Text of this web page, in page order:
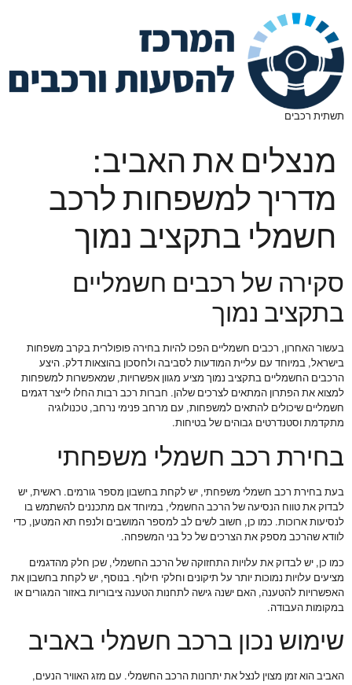
תשתית רכבים
מנצלים את האביב:
מדריך למשפחות לרכב
חשמלי בתקציב נמוך
סקירה של רכבים חשמליים
בתקציב נמוך
בעשור האחרון, רכבים חשמליים הפכו להיות בחירה פופולרית בקרב משפחות
בישראל, במיוחד עם עליית המודעות לסביבה ולחסכון בהוצאות דלק. היצע
הרכבים החשמליים בתקציב נמוך מציע מגוון אפשרויות, שמאפשרות למשפחות
למצוא את הפתרון המתאים לצרכים שלהן. חברות רכב רבות החלו לייצר דגמים
חשמליים שיכולים להתאים למשפחות, עם מרחב פנימי נרחב, טכנולוגיה
מתקדמת וסטנדרטים גבוהים של בטיחות.
בחירת רכב חשמלי משפחתי
בעת בחירת רכב חשמלי משפחתי, יש לקחת בחשבון מספר גורמים. ראשית, יש
לבדוק את טווח הנסיעה של הרכב החשמלי, במיוחד אם מתכננים להשתמש בו
לנסיעות ארוכות. כמו כן, חשוב לשים לב למספר המושבים ולנפח תא המטען, כדי
לוודא שהרכב מספק את הצרכים של כל בני המשפחה.
כמו כן, יש לבדוק את עלויות התחזוקה של הרכב החשמלי, שכן חלק מהדגמים
מציעים עלויות נמוכות יותר על תיקונים וחלקי חילוף. בנוסף, יש לקחת בחשבון את
האפשרויות להטענה, האם ישנה גישה לתחנות הטענה ציבוריות באזור המגורים או
במקומות העבודה.
שימוש נכון ברכב חשמלי באביב
האביב הוא זמן מצוין לנצל את יתרונות הרכב החשמלי. עם מזג האוויר הנעים,